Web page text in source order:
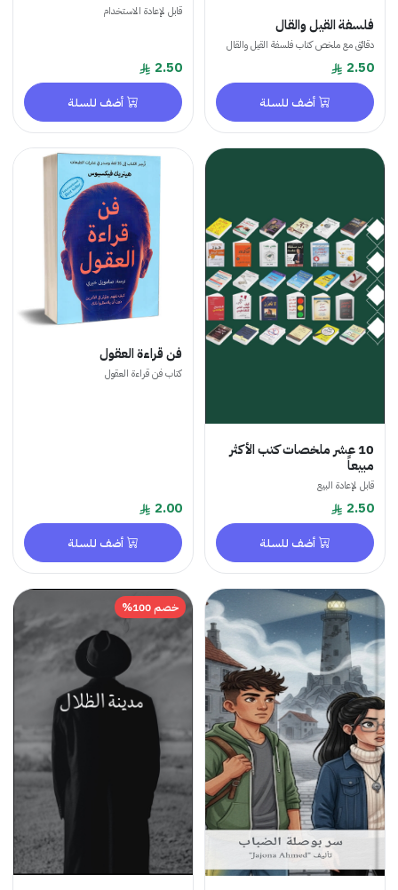
فلسفة القيل والقال
دقائق مع ملخص كتاب فلسفة القيل والقال
2.50
أضف للسلة
قابل لإعادة الاستخدام
2.50
أضف للسلة
10 عشر ملخصات كتب الأكثر
مبيعاً
قابل لإعادة البيع
2.50
أضف للسلة
فن قراءة العقول
كتاب فن قراءة العقول
2.00
أضف للسلة
خصم 100%